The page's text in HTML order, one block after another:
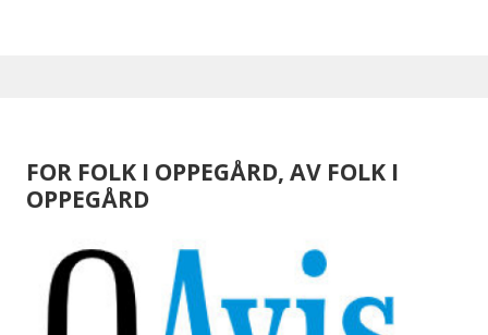
FOR FOLK I OPPEGÅRD, AV FOLK I
OPPEGÅRD